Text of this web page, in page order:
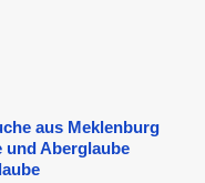
aus Meklenburg
und Aberglaube